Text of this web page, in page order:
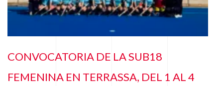
CONVOCATORIA DE LA SUB18
FEMENINA EN TERRASSA, DEL 1 AL 4